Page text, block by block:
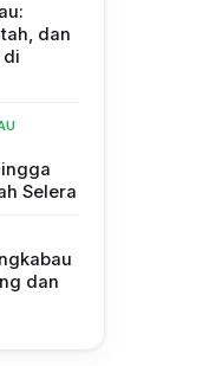
dan
di
Selera
dan